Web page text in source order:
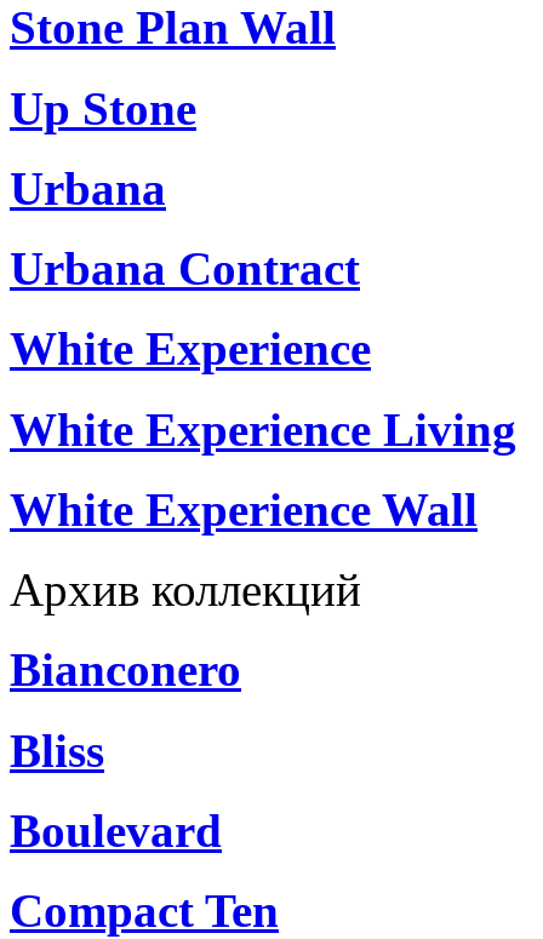
Stone Plan Wall
Up Stone
Urbana
Urbana Contract
White Experience
White Experience Living
White Experience Wall
Архив коллекций
Bianconero
Bliss
Boulevard
Compact Ten